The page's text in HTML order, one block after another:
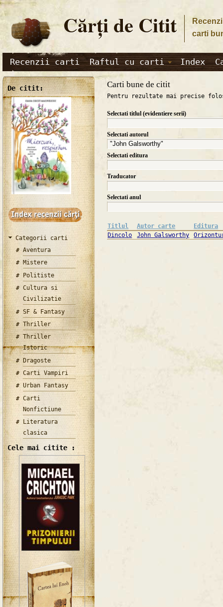
Cărţi de Citit
carti
Recenzii carti Raftul cu carti Index
De citit:
Categorii carti
Aventura
Mistere
Politiste
Cultura si
Civilizatie
SF & Fantasy
Thriller
Thriller
Istoric
Dragoste
Carti Vampiri
Urban Fantasy
Carti
Nonfictiune
Literatura
clasica
Cele mai citite :
Carti bune de citit
Pentru rezultate mai precise
Selectati titlul (evidentiere serii)
Selectati autorul
Selectati editura
Traducator
Selectati anul
Titlul Autor carte
Editura
Dincolo
John Galsworthy